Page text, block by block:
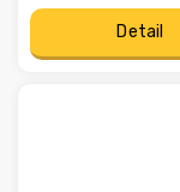
Detail